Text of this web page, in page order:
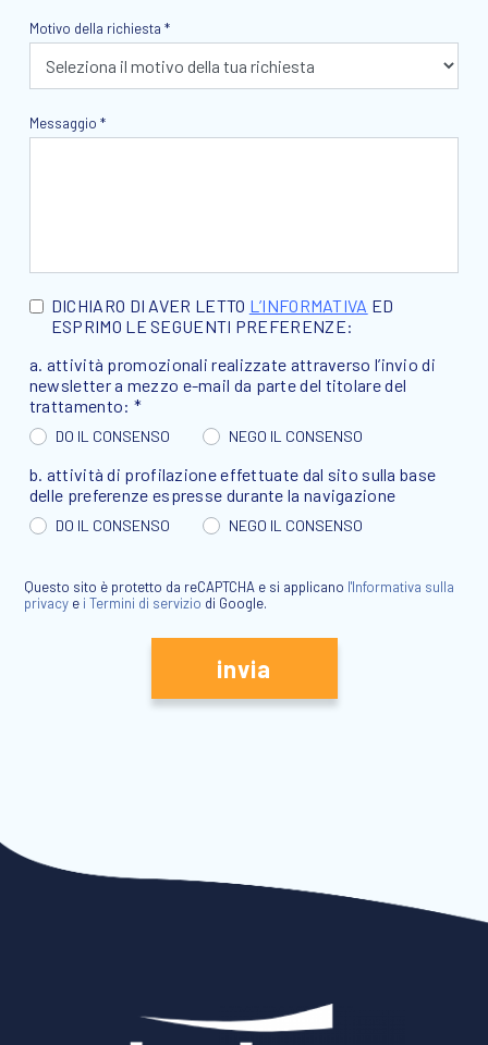
Motivo della richiesta *
Messaggio *
DICHIARO DI AVER LETTO L’INFORMATIVA ED
ESPRIMO LE SEGUENTI PREFERENZE:
a. attività promozionali realizzate attraverso l’invio di
newsletter a mezzo e-mail da parte del titolare del
trattamento: *
DO IL CONSENSO NEGO IL CONSENSO
b. attività di profilazione effettuate dal sito sulla base
delle preferenze espresse durante la navigazione
DO IL CONSENSO NEGO IL CONSENSO
Questo sito è protetto da reCAPTCHA e si applicano l'Informativa sulla
privacye i Termini di servizio di Google.
invia